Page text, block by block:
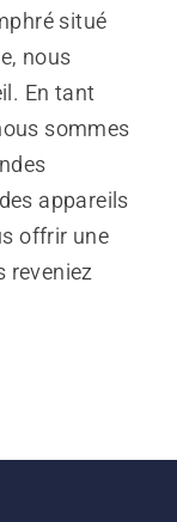
situé
nous
En tant
sommes
appareils
offrir une
reveniez